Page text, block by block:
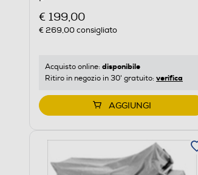
€ 199,00
€ 269,00consigliato
Acquisto online: disponibile
Ritiro in negozio in 30' gratuito: verifica
AGGIUNGI